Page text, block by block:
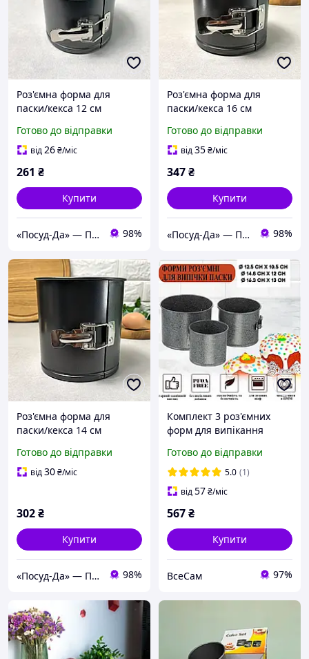
Роз'ємна форма для
паски/кекса 12 см
Готово до відправки
від26₴/міс
261 ₴
Купити
«Посуд-Да» — Посуд, Подарунки, Товари для дому 98%
Роз'ємна форма для
паски/кекса 16 см
Готово до відправки
від35₴/міс
347₴
Купити
«Посуд-Да» — Посуд, Подарунки, Товари для дому 98%
Роз'ємна форма для
паски/кекса 14 см
Готово до відправки
від30₴/міс
302₴
Купити
«Посуд-Да» — Посуд, Подарунки, Товари для дому 98%
Комплект 3 роз'ємних
форм для випікання
покриттям та знімним
дном з мармуровою
крихтою
Готово до відправки
5.0 (1)
від57₴/міс
567₴
Купити
ВсеСам 97%